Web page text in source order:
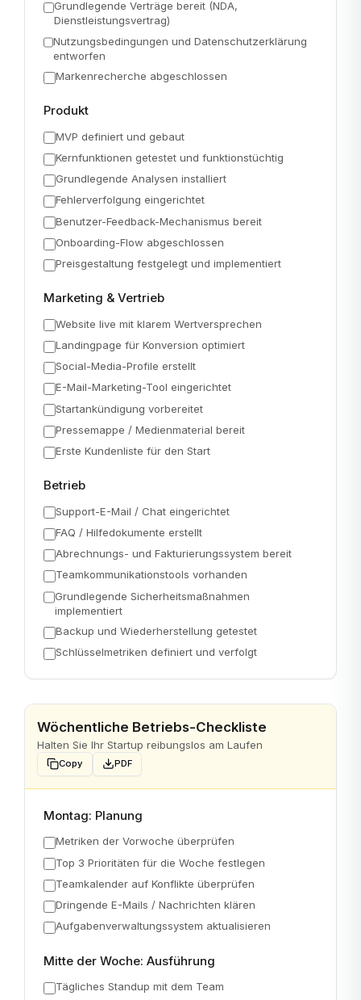
Grundlegende Verträge bereit (NDA,
Dienstleistungsvertrag)
Nutzungsbedingungen und Datenschutzerklärung
entworfen
Markenrecherche abgeschlossen
Produkt
MVP definiert und gebaut
Kernfunktionen getestet und funktionstüchtig
Grundlegende Analysen installiert
Fehlerverfolgung eingerichtet
Benutzer-Feedback-Mechanismus bereit
Onboarding-Flow abgeschlossen
Preisgestaltung festgelegt und implementiert
Marketing & Vertrieb
Website live mit klarem Wertversprechen
Landingpage für Konversion optimiert
Social-Media-Profile erstellt
E-Mail-Marketing-Tool eingerichtet
Startankündigung vorbereitet
Pressemappe / Medienmaterial bereit
Erste Kundenliste für den Start
Betrieb
Support-E-Mail / Chat eingerichtet
FAQ / Hilfedokumente erstellt
Abrechnungs- und Fakturierungssystem bereit
Teamkommunikationstools vorhanden
Grundlegende Sicherheitsmaßnahmen
implementiert
Backup und Wiederherstellung getestet
Schlüsselmetriken definiert und verfolgt
Wöchentliche Betriebs-Checkliste
Halten Sie Ihr Startup reibungslos am Laufen
Copy PDF
Montag: Planung
Metriken der Vorwoche überprüfen
Top 3 Prioritäten für die Woche festlegen
Teamkalender auf Konflikte überprüfen
Dringende E-Mails / Nachrichten klären
Aufgabenverwaltungssystem aktualisieren
Mitte der Woche: Ausführung
Tägliches Standup mit dem Team